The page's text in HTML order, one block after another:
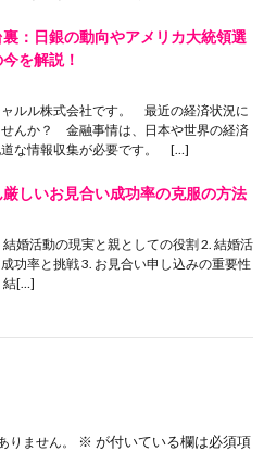
：日銀の動向やアメリカ大統領選
を解説！
ルル株式会社です。 最近の経済状況に
んか？ 金融事情は、日本や世界の経済
道な情報収集が必要です。 […]
しいお見合い成功率の克服の方法
結婚活動の現実と親としての役割 2. 結婚活
功率と挑戦 3. お見合い申し込みの重要性
結[…]
りません。 ※ が付いている欄は必須項